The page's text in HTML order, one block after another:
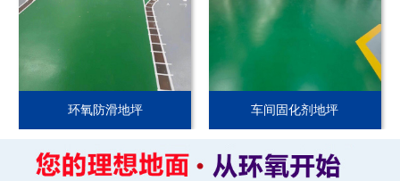
环氧防滑地坪 车间固化剂地坪